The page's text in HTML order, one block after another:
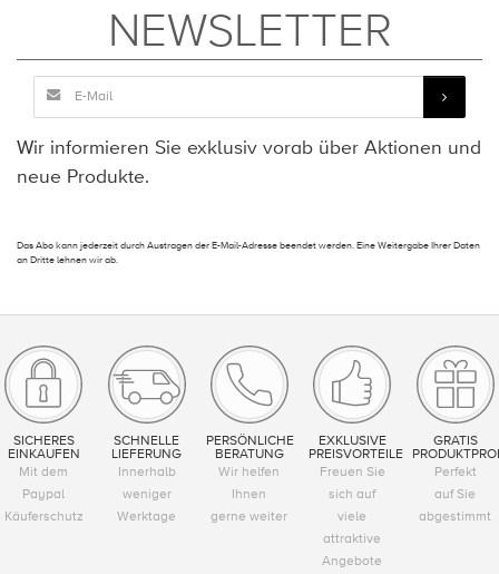
NEWSLETTER
Wir informieren Sie exklusiv vorab über Aktionen und
neue Produkte.
Das Abo kann jederzeit durch Austragen der E-Mail-Adresse beendet werden. Eine Weitergabe Ihrer Daten
an Dritte lehnen wir ab.
SICHERES
EINKAUFEN
Mit dem
Paypal
Käuferschutz
SCHNELLE
LIEFERUNG
Innerhalb
weniger
Werktage
PERSÖNLICHE
BERATUNG
Wir helfen
Ihnen
gerne weiter
EXKLUSIVE
PREISVORTEILE
Freuen Sie
sich auf
viele
attraktive
Angebote
GRATIS
Perfekt
auf Sie
abgestimmt